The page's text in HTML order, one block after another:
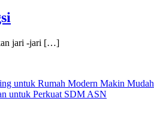
jari -jari […]
untuk Rumah Modern Makin Mudah
untuk Perkuat SDM ASN